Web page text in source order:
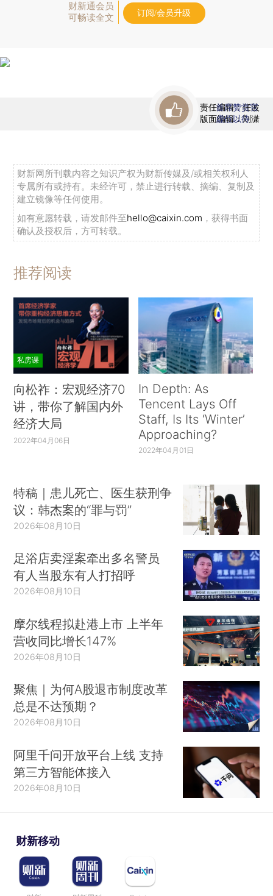
财新通会员
可畅读全文
订阅/会员升级
责任编辑：任波
版面编辑：刘潇
首席赞赏官
虚位以待
财新网所刊载内容之知识产权为财新传媒及/或相关权利人
专属所有或持有。未经许可，禁止进行转载、摘编、复制及
建立镜像等任何使用。
如有意愿转载，请发邮件至hello@caixin.com ，获得书面
确认及授权后，方可转载。
推荐阅读
私房课
向松祚：宏观经济70
讲，带你了解国内外
经济大局
2022年04月06日
In Depth: As
Tencent Lays Off
Staff, Is Its ‘Winter’
Approaching?
2022年04月01日
特稿｜患儿死亡、医生获刑争
议：韩杰案的“罪与罚”
2026年08月10日
足浴店卖淫案牵出多名警员
有人当股东有人打招呼
2026年08月10日
摩尔线程拟赴港上市 上半年
营收同比增长147%
2026年08月10日
聚焦｜为何A股退市制度改革
总是不达预期？
2026年08月10日
阿里千问开放平台上线 支持
第三方智能体接入
2026年08月10日
财新移动